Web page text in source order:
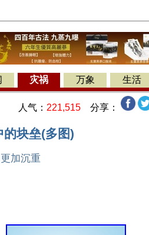
灾祸 万象 生活
人气： 221,515 分享：
块垒(多图)
加沉重